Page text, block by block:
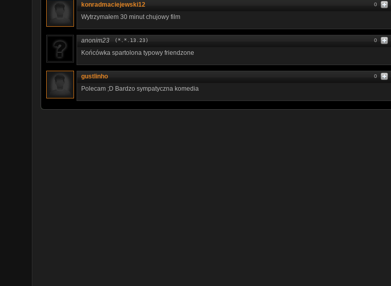
konradmaciejewski12 0
Wytrzymałem 30 minut chujowy film
anonim23 (*.*.13.23) 0
Końcówka spartolona typowy friendzone
gustlinho 0
Polecam ;D Bardzo sympatyczna komedia